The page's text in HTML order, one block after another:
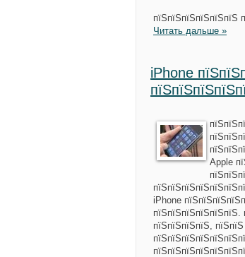
пїЅпїЅпїЅпїЅпїЅпїЅ
Читать дальше »
iPhone
Apple
iPhone
пїЅпїЅпїЅпїЅ,